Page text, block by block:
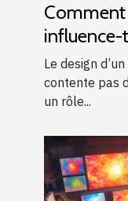
Comment
influence-
parfum ?
Le design
contente pas
un rôle...